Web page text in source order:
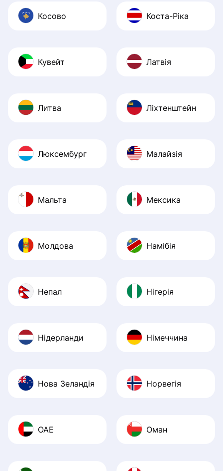
Косово Коста-Ріка
Кувейт Латвія
Литва Ліхтенштейн
Люксембург Малайзія
Мальта Мексика
Молдова Намібія
Непал Нігерія
Нідерланди Німеччина
Нова Зеландія Норвегія
ОАЕ Оман